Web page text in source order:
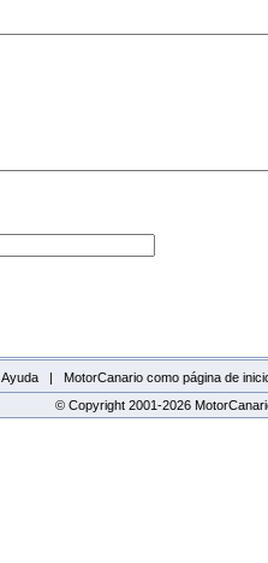
Ayuda |
MotorCanario como página de
© Copyright 2001-2026